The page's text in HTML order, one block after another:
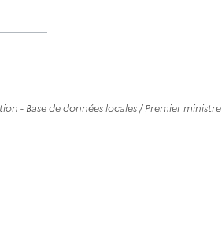
- Base de données locales / Premier ministre